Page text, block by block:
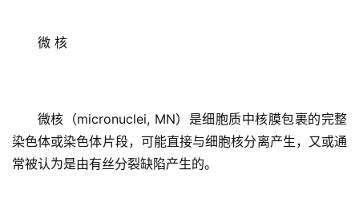
微 核
微核（micronuclei, MN）是细胞质中核膜包裹的完整
染色体或染色体片段，可能直接与细胞核分离产生，又或通
常被认为是由有丝分裂缺陷产生的。